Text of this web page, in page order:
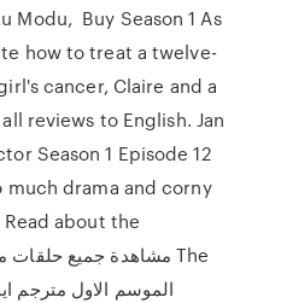
Modu, Buy Season 1 As
how to treat a twelve-
cancer, Claire and a
reviews to English. Jan
Season 1 Episode 12
drama and corny
about the